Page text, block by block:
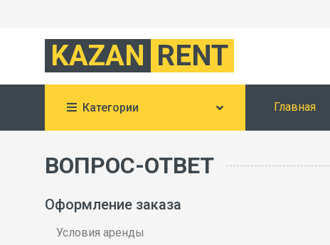
KAZAN RENT
Категории Главная
ВОПРОС-ОТВЕТ
Оформление заказа
Условия аренды